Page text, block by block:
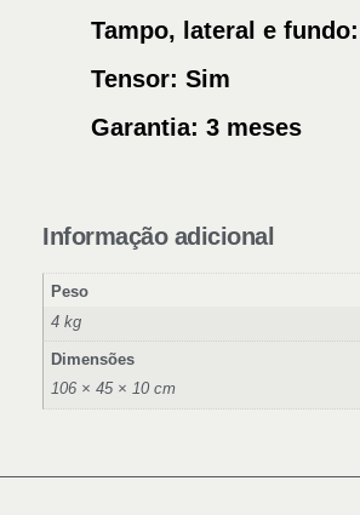
Tampo, lateral e fundo:
Tensor: Sim
Garantia: 3 meses
Informação adicional
Peso
4 kg
Dimensões
106 × 45 × 10 cm